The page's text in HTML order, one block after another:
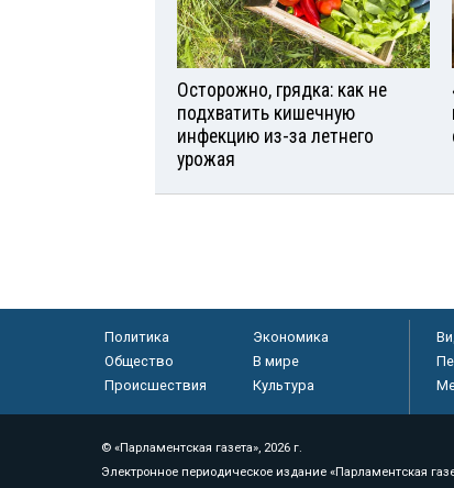
Осторожно, грядка: как не
подхватить кишечную
инфекцию из-за летнего
урожая
Политика
Экономика
Общество
В мире
Происшествия
Культура
© «Парламентская газета», 2026 г.
Электронное периодическое издание «Парламентская